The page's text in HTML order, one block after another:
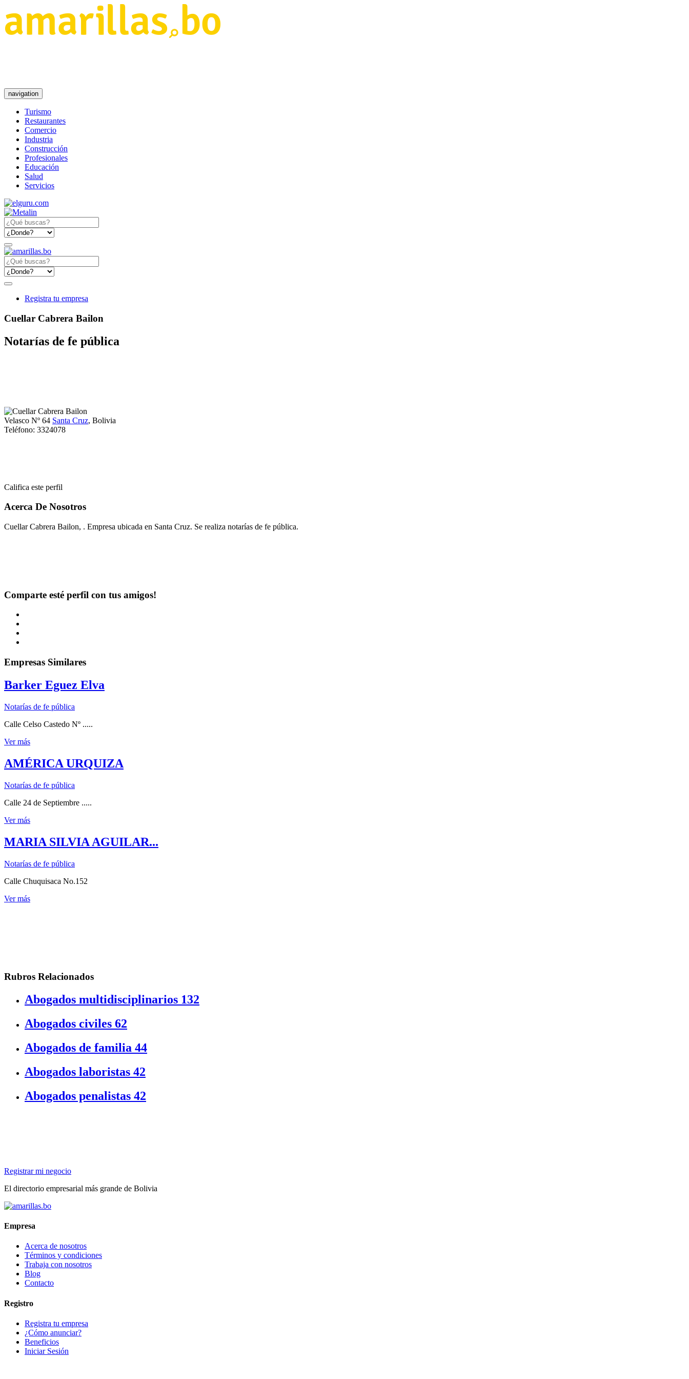
navigation
Turismo
Restaurantes
Comercio
Industria
Construcción
Profesionales
Educación
Salud
Servicios
Registra tu empresa
Cuellar Cabrera Bailon
Notarías de fe pública
Velasco Nº 64 Santa Cruz, Bolivia
Teléfono: 3324078
Califica este perfil
Acerca De Nosotros
Cuellar Cabrera Bailon, . Empresa ubicada en Santa Cruz. Se realiza notarías de fe pública.
Comparte esté perfil con tus amigos!
Empresas Similares
Barker Eguez Elva
Notarías de fe pública
Calle Celso Castedo Nº .....
Ver más
AMÉRICA URQUIZA
Notarías de fe pública
Calle 24 de Septiembre .....
Ver más
MARIA SILVIA AGUILAR...
Notarías de fe pública
Calle Chuquisaca No.152
Ver más
Rubros Relacionados
Abogados multidisciplinarios 132
Abogados civiles 62
Abogados de familia 44
Abogados laboristas 42
Abogados penalistas 42
Registrar mi negocio
El directorio empresarial más grande de Bolivia
Empresa
Acerca de nosotros
Términos y condiciones
Trabaja con nosotros
Blog
Contacto
Registro
Registra tu empresa
¿Cómo anunciar?
Beneficios
Iniciar Sesión